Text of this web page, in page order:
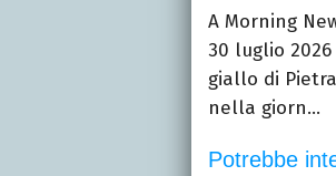
A Morning
30 luglio
giallo di
nella giorn...